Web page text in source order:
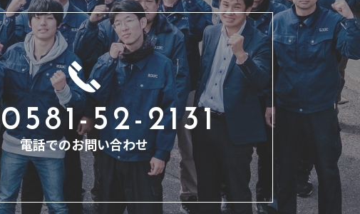
0581-52-2131
電話でのお問い合わせ